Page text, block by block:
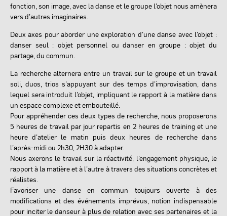
fonction, son image, avec la danse et le groupe l’objet nous amènera
vers d’autres imaginaires.
Deux axes pour aborder une exploration d’une danse avec l’objet :
danser seul : objet personnel ou danser en groupe : objet du
partage, du commun.
La recherche alternera entre un travail sur le groupe et un travail
soli, duos, trios s’appuyant sur des temps d’improvisation, dans
lequel sera introduit l’objet, impliquant le rapport à la matière dans
un espace complexe et embouteillé.
Pour appréhender ces deux types de recherche, nous proposerons
5 heures de travail par jour repartis en 2 heures de training et une
heure d’atelier le matin puis deux heures de recherche dans
l’après-midi ou 2h30, 2H30 à adapter.
Nous axerons le travail sur la réactivité, l’engagement physique, le
rapport à la matière et à l’autre à travers des situations concrètes et
réalistes.
Favoriser une danse en commun toujours ouverte à des
modifications et des événements imprévus, notion indispensable
pour inciter le danseur à plus de relation avec ses partenaires et la